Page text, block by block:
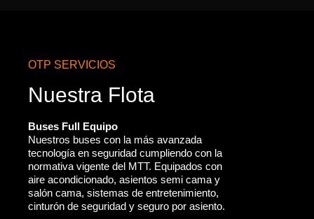
OTP SERVICIOS
Nuestra Flota
Buses Full Equipo
Nuestros buses con la más avanzada
tecnología en seguridad cumpliendo con la
normativa vigente del MTT. Equipados con
aire acondicionado, asientos semi cama y
salón cama, sistemas de entretenimiento,
cinturón de seguridad y seguro por asiento.